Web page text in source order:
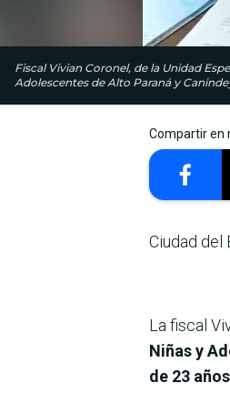
Fiscal Vivian Coronel, de la Unidad
Adolescentes de Alto Paraná y
Compartir en
Ciudad del
La fiscal
Niñas y
de 23